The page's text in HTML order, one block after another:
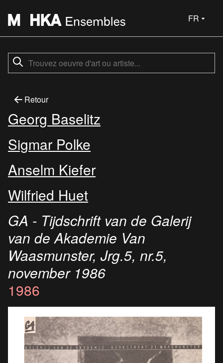
FR
Retour
Georg Baselitz
Sigmar Polke
Anselm Kiefer
Wilfried Huet
GA - Tijdschrift van de Galerij
van de Akademie Van
Waasmunster, Jrg.5, nr.5,
november 1986
1986